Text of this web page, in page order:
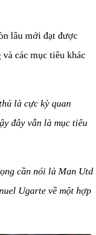
lâu mới đạt được
và các mục tiêu khác
là cực kỳ quan
đây vẫn là mục tiêu
cần nói là Man Utd
Ugarte về một hợp